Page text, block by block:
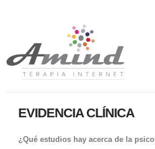
EVIDENCIA CLÍNICA
¿Qué estudios hay acerca de la